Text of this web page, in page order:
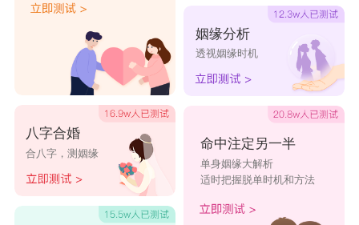
缸盛装的水也相对较多，如此会造成屋内湿气过
重，体积过大也会压缩到空间感;而鱼缸高度也不
可高于人站立时的视角，否则象征灭顶之意，想必
对整体运势造成不好影响。
3、不可放于厨房
因炉灶属火、鱼缸属水，就五行相克原理，水
火不相容，故鱼缸并不适合摆放于厨房，尤其应避
免鱼缸与炉灶直线相对，否则形成水火相冲之格
八字合婚
合八字，测姻缘
姻缘分析
透视姻缘时机
命中注定另一半
单身姻缘大解析
适时把握脱单时机和方法